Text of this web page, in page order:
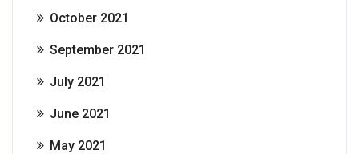
October 2021
September 2021
July 2021
June 2021
May 2021